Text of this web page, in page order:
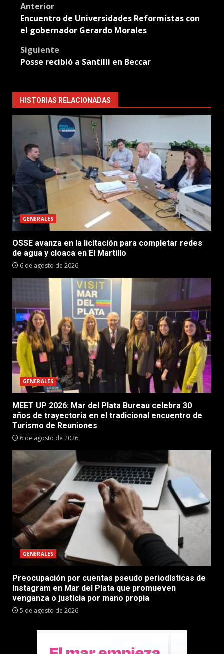
Post
navigation
Anterior
Encuentro de Universidades Reformistas con
el gobernador Gerardo Morales
Siguiente
Posse recibió a Santilli en Beccar
HISTORIAS RELACIONADAS
GENERALES
OSSE avanza en la licitación para completar redes
de agua y cloaca en El Martillo
6 de agosto de 2026
GENERALES
MEET UP 2026: Mar del Plata Bureau celebra 30
años de trayectoria en el tradicional encuentro de
Turismo de Reuniones
6 de agosto de 2026
GENERALES
Preocupación por cuentas pseudo periodísticas de
Instagram en Mar del Plata que promueven
venganza o justicia por mano propia
5 de agosto de 2026